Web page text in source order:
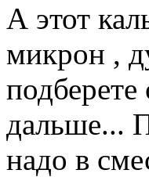
А этот
микрон ,
дальше...
надо в